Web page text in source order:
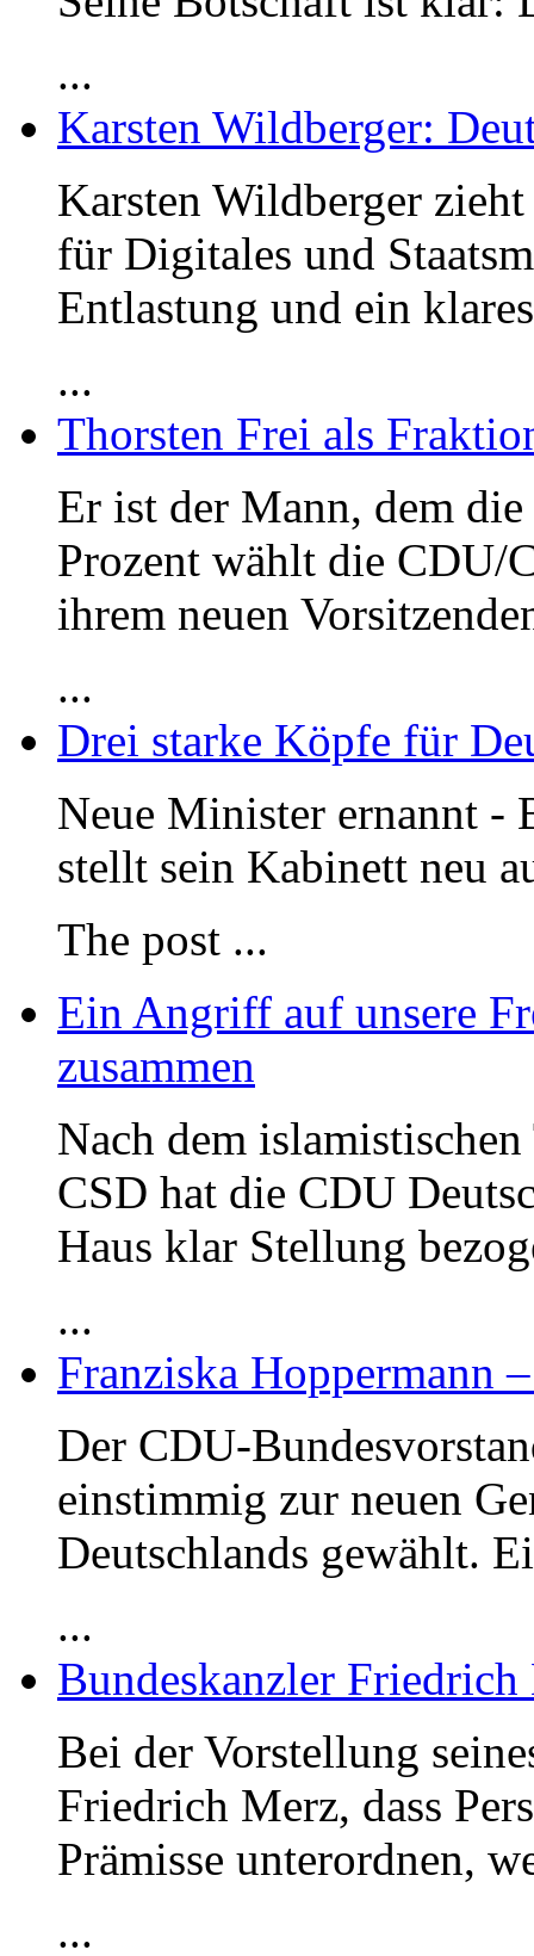
...
Karsten Wildberger:
Karsten Wildberger
für Digitales und
Entlastung und ein klares
...
Thorsten Frei als
Er ist der Mann, dem
Prozent wählt die CDU/
ihrem neuen
...
Drei starke Köpfe für
Neue Minister ernannt -
stellt sein Kabinett neu
The post ...
Ein Angriff auf unsere
zusammen
Nach dem
CSD hat die CDU
Haus klar Stellung
...
Franziska Hoppermann
Der CDU-
einstimmig zur neuen
Deutschlands gewählt.
...
Bundeskanzler
Bei der Vorstellung
Friedrich Merz, dass
Prämisse unterordnen,
...